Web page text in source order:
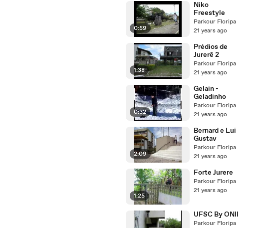
0:59
Niko
Freestyle
Parkour Floripa
21 years ago
1:38
Prédios de
Jurerê 2
Parkour Floripa
21 years ago
0:32
Gelain -
Geladinho
Parkour Floripa
21 years ago
2:09
Bernard e Lui
Gustav
Parkour Floripa
21 years ago
1:25
Forte Jurere
Parkour Floripa
21 years ago
UFSC By ONII
Parkour Floripa